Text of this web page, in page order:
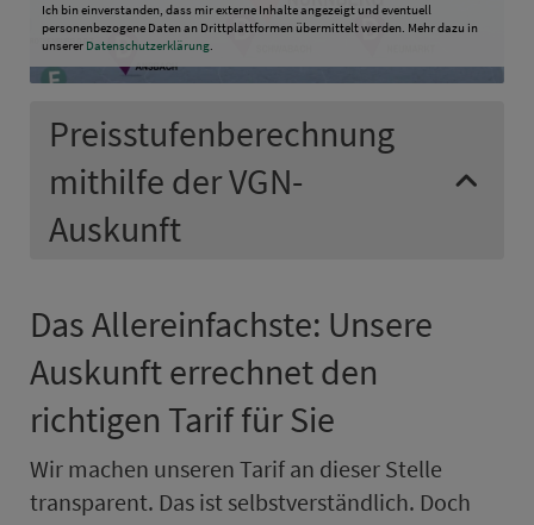
Ich bin einverstanden, dass mir externe Inhalte angezeigt und eventuell
personenbezogene Daten an Drittplattformen übermittelt werden. Mehr dazu in
unserer Datenschutzerklärung.
Preisstufenberechnung
mithilfe der VGN-
Auskunft
Das Allerein­fachste: Unsere
Auskunft errechnet den
richtigen Tarif für Sie
Wir machen unseren Tarif an dieser Stelle
trans­pa­rent. Das ist selbst­ver­ständ­lich. Doch